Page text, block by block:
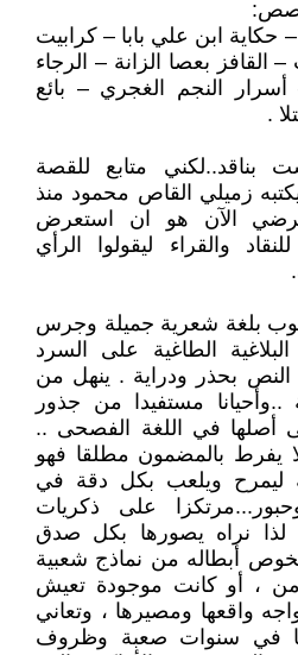
ابن علي بابا – كرابيت
بعصا الزانة – الرجاء
النجم الغجري – بائع
.
بناقد..لكني متابع للقصة
يكتبه زميلي القاص محمود منذ
غرضي الآن هو ان استعرض
والقراء ليقولوا الرأي
بلغة شعرية جميلة وجرس
الطاغية على السرد
النص بحذر ودراية . ينهل من
..وأحيانا مستفيدا من جذور
أصلها في اللغة الفصحى ..
يفرط بالمضمون مطلقا فهو
ويلعب بكل دقة في
على ذكريات
لذا نراه يصورها بكل صدق
أبطاله من نماذج شعبية
، أو كانت موجودة تعيش
واقعها ومصيرها ، وتعاني
في سنوات صعبة وظروف